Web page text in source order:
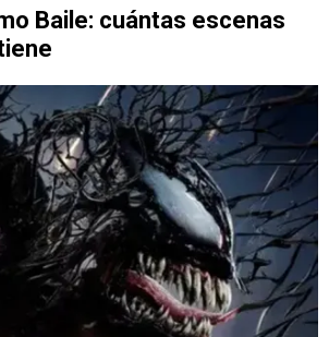
Baile: cuántas escenas